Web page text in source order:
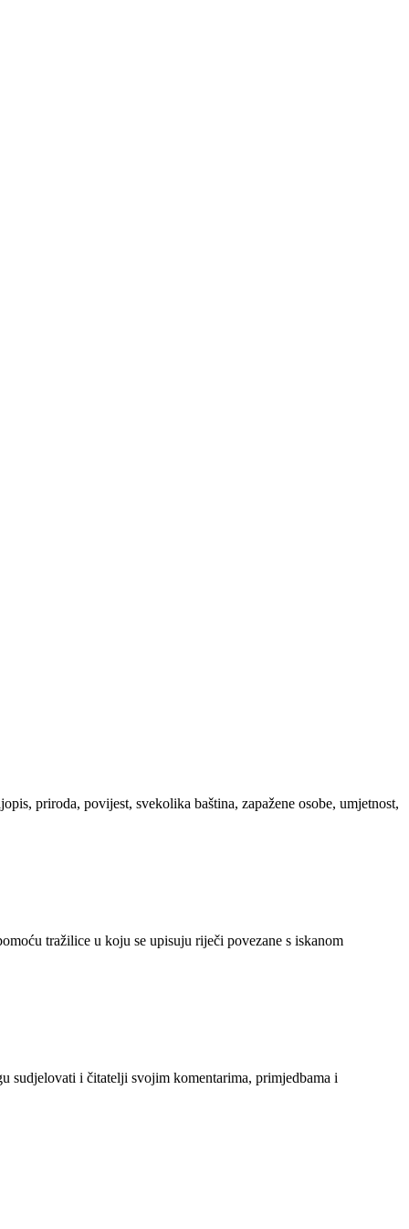
priroda, povijest, svekolika baština, zapažene osobe, umjetnost,
tražilice u koju se upisuju riječi povezane s iskanom
sudjelovati i čitatelji svojim komentarima, primjedbama i